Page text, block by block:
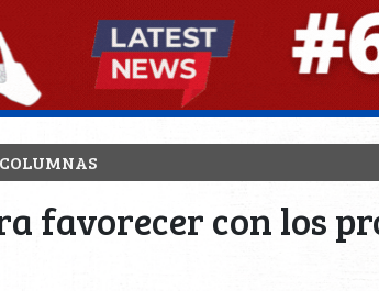
COLUMNAS
favorecer con los